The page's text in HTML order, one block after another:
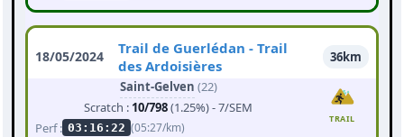
18/05/2024
Trail de Guerlédan - Trail
des Ardoisières
36km
Saint-Gelven (22)
Scratch : 10/798(1.25%) - 7/SEM
Perf : 03:16:22 (05:27/km)
TRAIL